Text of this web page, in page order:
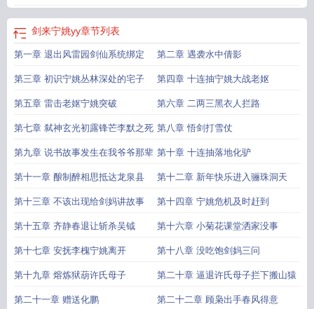
剑来宁姚yy章节列表
第一章 退出风雷园剑仙系统绑定 第二章 遇袭水中倩影
第三章 初识宁姚丛林深处的宅子 第四章 十连抽宁姚大战老妪
第五章 雷击老妪宁姚突破 第六章 二两三黑衣人拦路
第七章 弑神玄光初露锋芒李默之死 第八章 悟剑打雪仗
第九章 说书故事发生在我爷爷那辈 第十章 十连抽落地化驴
第十一章 酿制醉相思抵达龙泉县 第十二章 新年快乐进入骊珠洞天
第十三章 不该出现给剑妈讲故事 第十四章 宁姚危机及时赶到
第十五章 齐静春退让斩杀吴钺 第十六章 小菊花课堂洒家没事
第十七章 安抚李槐宁姚离开 第十八章 没吃饱剑妈三问
第十九章 熔炼狱葫许氏母子 第二十章 逼退许氏母子拦下搬山猿
第二十一章 赠送化鹏 第二十二章 顾枭出手春风得意